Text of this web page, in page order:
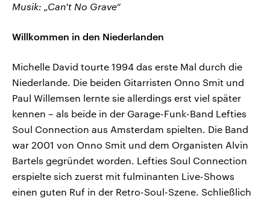
Musik: „Can't No Grave“
Willkommen in den Niederlanden
Michelle David tourte 1994 das erste Mal durch die
Niederlande. Die beiden Gitarristen Onno Smit und
Paul Willemsen lernte sie allerdings erst viel später
kennen – als beide in der Garage-Funk-Band Lefties
Soul Connection aus Amsterdam spielten. Die Band
war 2001 von Onno Smit und dem Organisten Alvin
Bartels gegründet worden. Lefties Soul Connection
erspielte sich zuerst mit fulminanten Live-Shows
einen guten Ruf in der Retro-Soul-Szene. Schließlich